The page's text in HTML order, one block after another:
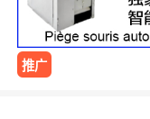
推广